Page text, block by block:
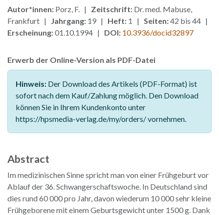
Autor*innen: Porz, F. | Zeitschrift: Dr. med. Mabuse,
Frankfurt |
Jahrgang: 19 | Heft: 1 | Seiten:42 bis 44 |
Erscheinung:01.10.1994 | DOI: 10.3936/docid32897
Erwerb der Online-Version als PDF-Datei
Hinweis: Der Download des Artikels (PDF-Format) ist
sofort nach dem Kauf/Zahlung möglich. Den Download
können Sie in Ihrem Kundenkonto unter
https://hpsmedia-verlag.de/my/orders/ vornehmen.
Abstract
Im medizinischen Sinne spricht man von einer Frühgeburt vor
Ablauf der 36. Schwangerschaftswoche. In Deutschland sind
dies rund 60 000 pro Jahr, davon wiederum 10 000 sehr kleine
Frühgeborene mit einem Geburtsgewicht unter 1500 g. Dank